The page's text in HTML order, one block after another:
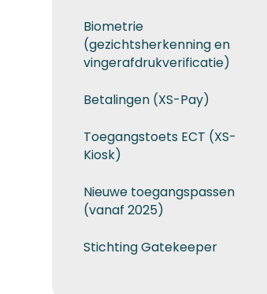
Biometrie
(gezichtsherkenning en
vingerafdrukverificatie)
Betalingen (XS-Pay)
Toegangstoets ECT (XS-
Kiosk)
Nieuwe toegangspassen
(vanaf 2025)
Stichting Gatekeeper